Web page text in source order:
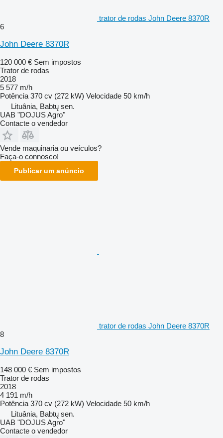
trator de rodas John Deere 8370R
6
John Deere 8370R
120 000 € Sem impostos
Trator de rodas
2018
5 577 m/h
Potência 370 cv (272 kW) Velocidade 50 km/h
Lituânia, Babtų sen.
UAB "DOJUS Agro"
Contacte o vendedor
Vende maquinaria ou veículos?
Faça-o connosco!
Publicar um anúncio
trator de rodas John Deere 8370R
8
John Deere 8370R
148 000 € Sem impostos
Trator de rodas
2018
4 191 m/h
Potência 370 cv (272 kW) Velocidade 50 km/h
Lituânia, Babtų sen.
UAB "DOJUS Agro"
Contacte o vendedor